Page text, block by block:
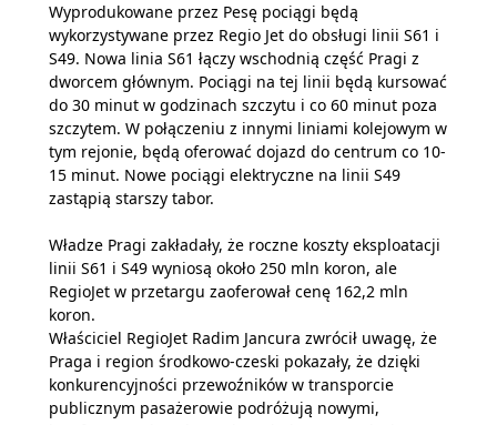
Wyprodukowane przez Pesę pociągi będą
wykorzystywane przez Regio Jet do obsługi linii S61 i
S49. Nowa linia S61 łączy wschodnią część Pragi z
dworcem głównym. Pociągi na tej linii będą kursować
do 30 minut w godzinach szczytu i co 60 minut poza
szczytem. W połączeniu z innymi liniami kolejowym w
tym rejonie, będą oferować dojazd do centrum co 10-
15 minut. Nowe pociągi elektryczne na linii S49
zastąpią starszy tabor.
Władze Pragi zakładały, że roczne koszty eksploatacji
linii S61 i S49 wyniosą około 250 mln koron, ale
RegioJet w przetargu zaoferował cenę 162,2 mln
koron.
Właściciel RegioJet Radim Jancura zwrócił uwagę, że
Praga i region środkowo-czeski pokazały, że dzięki
konkurencyjności przewoźników w transporcie
publicznym pasażerowie podróżują nowymi,